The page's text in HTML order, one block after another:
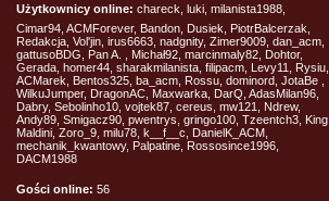
Użytkownicy online: chareck, luki, milanista1988,
Cimar94, ACMForever, Bandon, Dusiek, PiotrBalcerzak,
Redakcja, Vol'jin, irus6663, nadgnity, Zimer9009, dan_acm,
gattusoBDG, Pan A. , Michał92, marcinmaly82, Dohtor,
Gerada, homer44, sharakmilanista, filipacm, Levy11, Rysiu,
ACMarek, Bentos325, ba_acm, Rossu, dominord, JotaBe ,
WilkuJumper, DragonAC, Maxwarka, DarQ, AdasMilan96,
Dabry, Sebolinho10, vojtek87, cereus, mw121, Ndrew,
Andy89, Smigacz90, pwentrys, gringo100, Tzeentch3, King
Maldini, Zoro_9, milu78, k__f__c, DanielK_ACM,
mechanik_kwantowy, Palpatine, Rossosince1996,
DACM1988
Gości online: 56